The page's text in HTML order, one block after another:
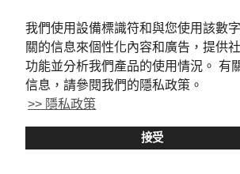
我們使用設備標識符和與您使用該數
關的信息來個性化內容和廣告，提供
功能並分析我們產品的使用情況。 有
信息，請參閱我們的隱私政策。
>> 隱私政策
接受
About Umami bites Privacy Policy
© Umami bites All Rights